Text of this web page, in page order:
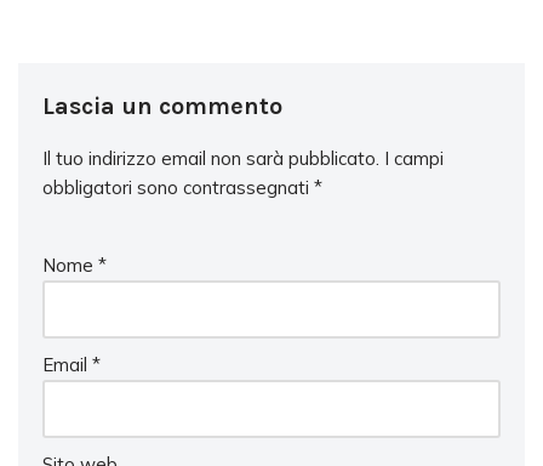
Lascia un commento
Il tuo indirizzo email non sarà pubblicato. I campi
obbligatori sono contrassegnati *
Nome *
Email *